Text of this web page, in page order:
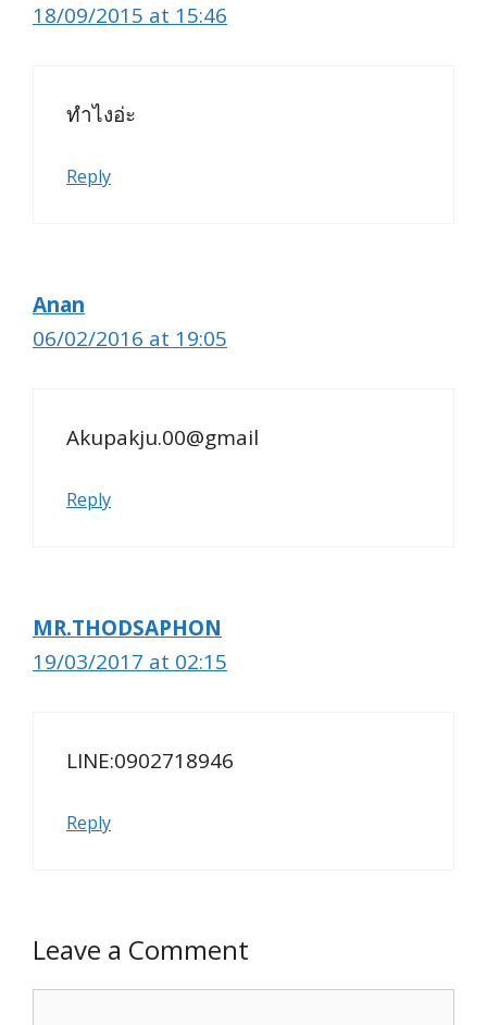
18/09/2015 at 15:46
ทำไงอ่ะ
Reply
Anan
06/02/2016 at 19:05
Akupakju.00@gmail
Reply
MR.THODSAPHON
19/03/2017 at 02:15
LINE:0902718946
Reply
Leave a Comment